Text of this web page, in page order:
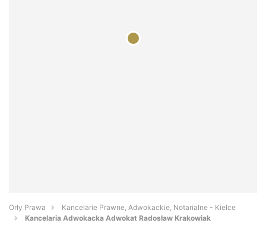
Orły Prawa
Kancelarie Prawne, Adwokackie, Notarialne - Kielce
Kancelaria Adwokacka Adwokat Radosław Krakowiak